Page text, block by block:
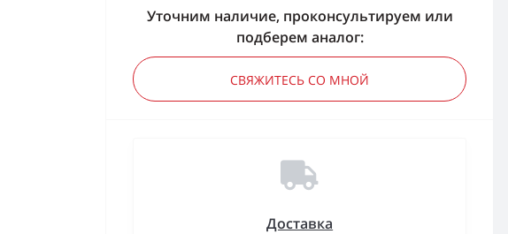
Уточним наличие, проконсультируем или
подберем аналог:
СВЯЖИТЕСЬ СО МНОЙ
Доставка